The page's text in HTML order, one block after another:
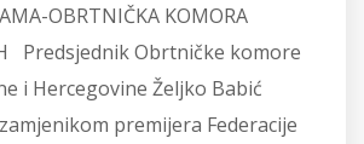
OBRTNIČKA KOMORA
Predsjednik Obrtničke komore
i Hercegovine Željko Babić
premijera Federacije